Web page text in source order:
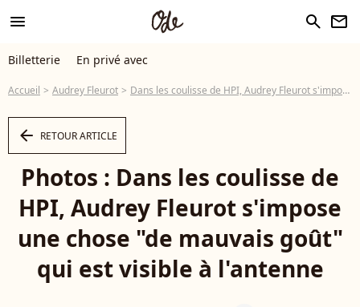
menu search newsletter
Billetterie En privé avec
Accueil Audrey Fleurot Dans les coulisse de HPI, Audrey Fleurot s'impose une chose "de mauvais goût" qui est visible à l'antenne
arrow_left RETOUR ARTICLE
Photos : Dans les coulisse de
HPI, Audrey Fleurot s'impose
une chose "de mauvais goût"
qui est visible à l'antenne